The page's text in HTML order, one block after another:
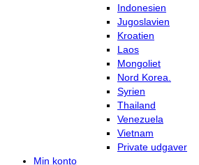
Indonesien
Jugoslavien
Kroatien
Laos
Mongoliet
Nord Korea.
Syrien
Thailand
Venezuela
Vietnam
Private udgaver
Min konto